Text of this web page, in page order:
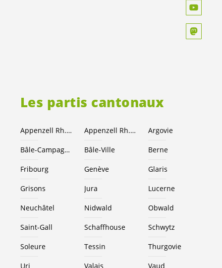
Les partis cantonaux
Appenzell Rh.-Ext. Appenzell Rh.-I. Argovie
Bâle-Campagne Bâle-Ville Berne
Fribourg Genève Glaris
Grisons Jura Lucerne
Neuchâtel Nidwald Obwald
Saint-Gall Schaffhouse Schwytz
Soleure Tessin Thurgovie
Uri Valais Vaud